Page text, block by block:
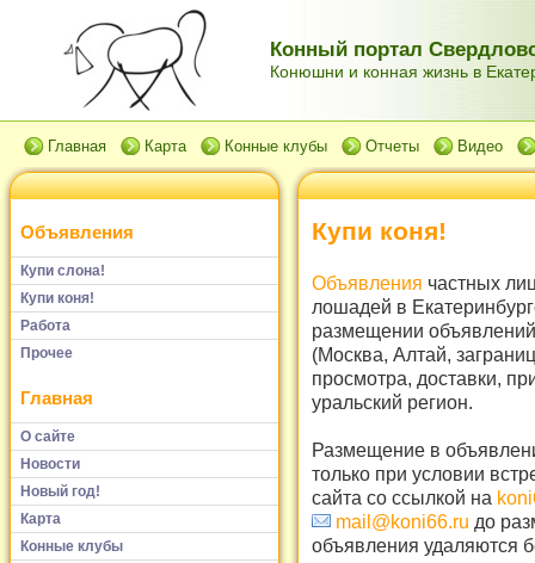
Конный портал
Конюшни и конная жизнь в
Главная Карта Конные клубы Отчеты Видео
Объявления
Купи слона!
Купи коня!
Работа
Прочее
Главная
О сайте
Новости
Новый год!
Карта
Конные клубы
Купи коня!
Объявления частных
лошадей в
размещении
(Москва, Алтай,
просмотра, доставки,
уральский регион.
Размещение в
только при условии
сайта со ссылкой на
mail@koni66.ru до
объявления удаляются